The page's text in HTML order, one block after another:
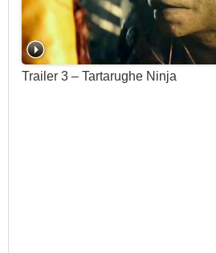
Trailer 3 – Tartarughe Ninja